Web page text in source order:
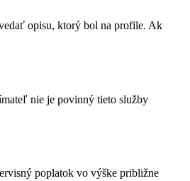
opisu, ktorý bol na profile. Ak
nie je povinný tieto služby
poplatok vo výške približne